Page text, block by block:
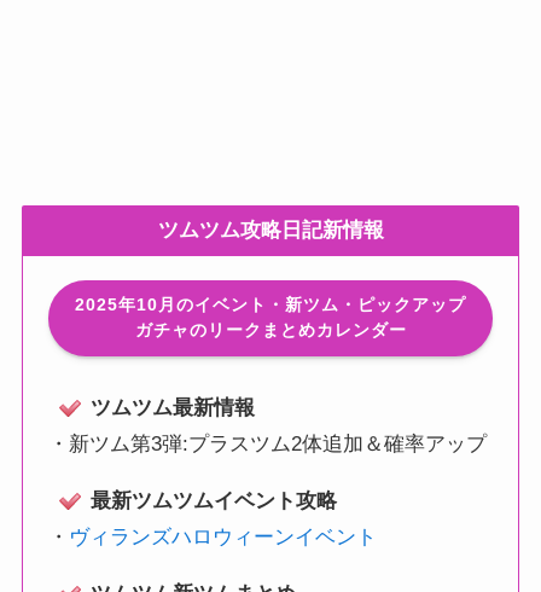
ツムツム攻略日記新情報
2025年10月のイベント・新ツム・ピックアップ
ガチャのリークまとめカレンダー
ツムツム最新情報
・ 新ツム第3弾:プラスツム2体追加＆確率アップ
最新ツムツムイベント攻略
・ ヴィランズハロウィーンイベント